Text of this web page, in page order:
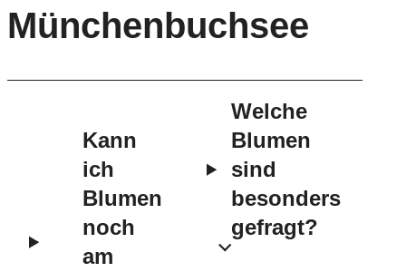
Münchenbuchsee
Kann
ich
Blumen
noch
am
Welche
Blumen
sind
besonders
gefragt?